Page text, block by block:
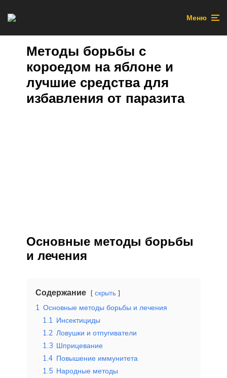
Меню
Методы борьбы с
короедом на яблоне и
лучшие средства для
избавления от паразита
Основные методы борьбы
и лечения
Содержание скрыть
1 Основные методы борьбы и лечения
1.1 Инсектициды
1.2 Ловушки и отпугиватели
1.3 Шприцевание
1.4 Повышение иммунитета
1.5 Народные методы